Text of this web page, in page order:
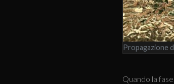
Propagazione
Quando la